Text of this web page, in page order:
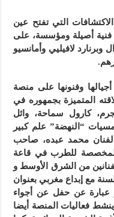
التي تفتح عين
فنية أصيلة ومؤسسة، على
لافيليي وأمانسيو
وفنونها على منصة
المتميزة بجمهوره في
كارول سماحة، وائل
“النهضة” علم كبير
الفنان محمد عبده، صاحب
المخصصة للطرب في قاعة
من الشرق الأوسط و
مع إبداع مغربي بعنوان
عبارة عن حفل عن أجواء
فعاليات المنصة أيضا